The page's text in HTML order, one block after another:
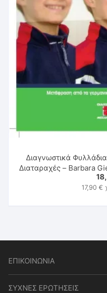
Διαγνωστικά Φυλλάδια
Διαταραχές – Barbara
17,90 €
ΕΠΙΚΟΙΝΩΝΙΑ
ΣΥΧΝΕΣ ΕΡΩΤΗΣΕΙΣ